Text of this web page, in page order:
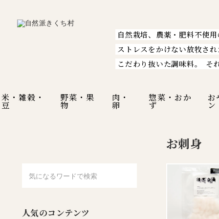
自然栽培、農薬・肥料不使
ストレスをかけない放牧さ
こだわり抜いた調味料。
そ
米・雑穀・
豆
野菜・果
物
肉・
卵
惣菜・おか
ず
お
ン
お刺身
人気のコンテンツ